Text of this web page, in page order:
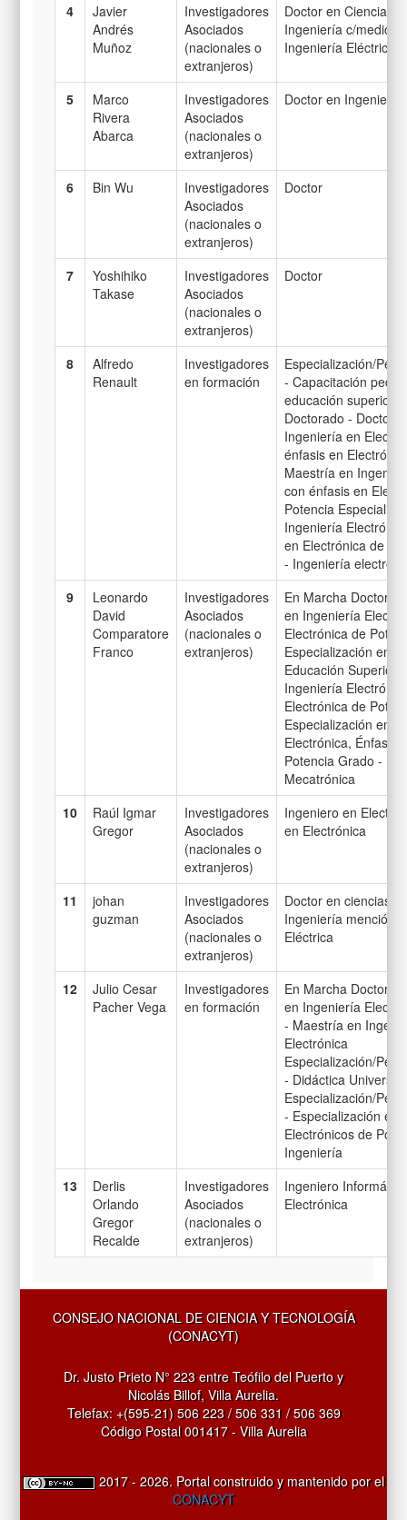
4
Javier
Andrés
Muñoz
Investigadores
Asociados
(nacionales o
extranjeros)
Doctor en Ciencias
Ingeniería c/
Ingeniería Eléctrica
5
Marco
Rivera
Abarca
Investigadores
Asociados
(nacionales o
extranjeros)
Doctor en Ingeniería
6 Bin Wu
Investigadores
Asociados
(nacionales o
extranjeros)
Doctor
7
Yoshihiko
Takase
Investigadores
Asociados
(nacionales o
extranjeros)
Doctor
8
Alfredo
Renault
Investigadores
en formación
Especialización/
- Capacitación
educación superior
Doctorado -
Ingeniería en
énfasis en
Maestría en
con énfasis en
Potencia
Ingeniería
en Electrónica de
- Ingeniería
9
Leonardo
David
Comparatore
Franco
Investigadores
Asociados
(nacionales o
extranjeros)
En Marcha
en Ingeniería
Electrónica de
Especialización en
Educación Superior
Ingeniería
Electrónica de
Especialización en
Electrónica, Énfasis
Potencia Grado -
Mecatrónica
10
Raúl Igmar
Gregor
Investigadores
Asociados
(nacionales o
extranjeros)
Ingeniero en
en Electrónica
11
johan
guzman
Investigadores
Asociados
(nacionales o
extranjeros)
Doctor en ciencias
Ingeniería mención
Eléctrica
12
Julio Cesar
Pacher Vega
Investigadores
en formación
En Marcha
en Ingeniería
- Maestría en
Electrónica
Especialización/
- Didáctica
Especialización/
- Especialización en
Electrónicos de
Ingeniería
13
Derlis
Orlando
Gregor
Recalde
Investigadores
Asociados
(nacionales o
extranjeros)
Ingeniero
Electrónica
CONSEJO NACIONAL DE CIENCIA Y TECNOLOGÍA
(CONACYT)
Dr. Justo Prieto N° 223 entre Teófilo del Puerto y
Nicolás Billof, Villa Aurelia.
Telefax: +(595-21) 506 223 / 506 331 / 506 369
Código Postal 001417 - Villa Aurelia
2017 - 2026. Portal construido y mantenido por el
CONACYT